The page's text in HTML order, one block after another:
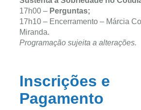
17h00 – Perguntas;
17h10 – Encerramento – Márcia
Miranda.
Programação sujeita a alterações.
Inscrições e
Pagamento